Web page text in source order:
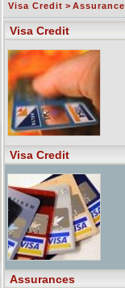
Visa Credit >
Visa Credit
Visa Credit
Assurances